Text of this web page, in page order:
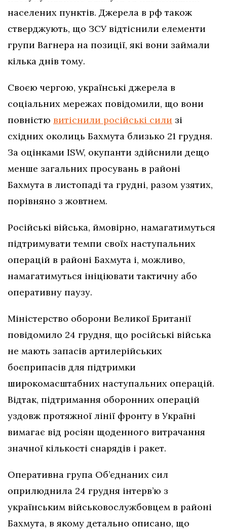
населених пунктів. Джерела в рф також
стверджують, що ЗСУ відтіснили елементи
групи Вагнера на позиції, які вони займали
кілька днів тому.
Своєю чергою, українські джерела в
соціальних мережах повідомили, що вони
повністю витіснили російські сили зі
східних околиць Бахмута близько 21 грудня.
За оцінками ISW, окупанти здійснили дещо
менше загальних просувань в районі
Бахмута в листопаді та грудні, разом узятих,
порівняно з жовтнем.
Російські війська, ймовірно, намагатимуться
підтримувати темпи своїх наступальних
операцій в районі Бахмута і, можливо,
намагатимуться ініціювати тактичну або
оперативну паузу.
Міністерство оборони Великої Британії
повідомило 24 грудня, що російські війська
не мають запасів артилерійських
боєприпасів для підтримки
широкомасштабних наступальних операцій.
Відтак, підтримання оборонних операцій
уздовж протяжної лінії фронту в Україні
вимагає від росіян щоденного витрачання
значної кількості снарядів і ракет.
Оперативна група Об’єднаних сил
оприлюднила 24 грудня інтерв’ю з
українським військовослужбовцем в районі
Бахмута, в якому детально описано, що